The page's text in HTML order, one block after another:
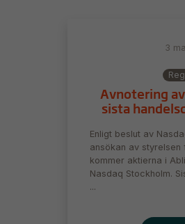
3
Avnotering
sista
Enligt beslut av
ansökan av styrelsen
kommer aktierna i
Nasdaq Stockholm.
...